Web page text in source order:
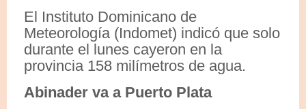
El Instituto Dominicano de
Meteorología (Indomet) indicó que solo
durante el lunes cayeron en la
provincia 158 milímetros de agua.
Abinader va a Puerto Plata